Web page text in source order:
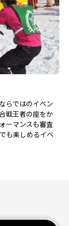
らではのイベン
戦王者の座をか
ーマンスも審査
も楽しめるイベ